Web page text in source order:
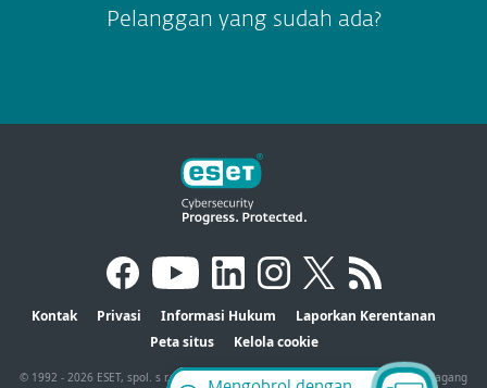
Pelanggan yang sudah ada?
Kontak Privasi Informasi Hukum
Laporkan Kerentanan
Peta situs
Kelola cookie
© 1992 - 2026 ESET, spol. s r.o. - Semua hak dilindungi undang-undang. Merek dagang